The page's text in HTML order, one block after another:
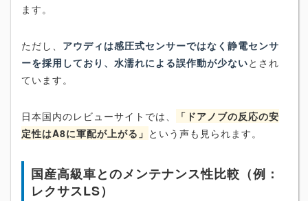
ます。
ただし、 アウディは感圧式センサーではなく静電センサ
ーを採用しており、水濡れによる誤作動が少ないとされ
ています。
日本国内のレビューサイトでは、
「ドアノブの反応の安
定性はA8に軍配が上がる」 という声も見られます。
国産高級車とのメンテナンス性比較（例：
レクサスLS）